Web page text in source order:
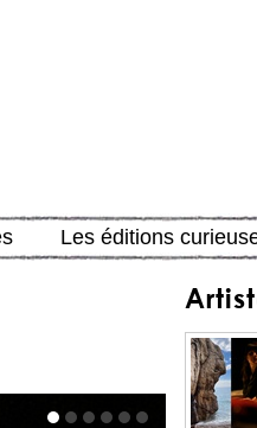
Les éditions